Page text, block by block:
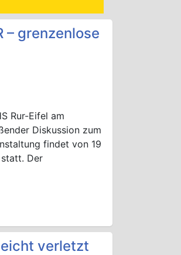
– grenzenlose
Rur-Eifel am
Diskussion zum
findet von 19
Der
verletzt